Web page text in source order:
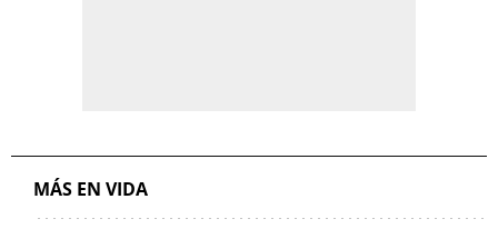
MÁS EN VIDA